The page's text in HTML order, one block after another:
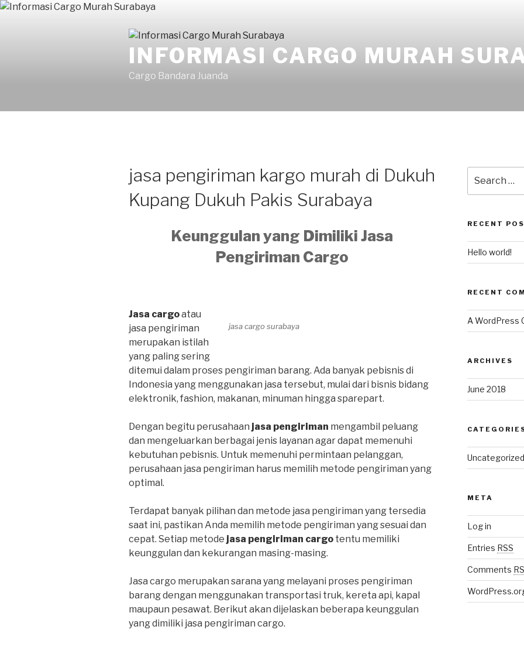
Skip
INFORMASI CARGO MURAH
Cargo Bandara Juanda
jasa pengiriman kargo murah di Dukuh
Kupang Dukuh Pakis Surabaya
Keunggulan yang Dimiliki Jasa
Pengiriman Cargo
jasa cargo surabaya
Jasa cargoatau
jasa pengiriman
merupakan istilah
yang paling sering
ditemui dalam proses pengiriman barang. Ada banyak pebisnis di
Indonesia yang menggunakan jasa tersebut, mulai dari bisnis bidang
elektronik, fashion, makanan, minuman hingga sparepart.
Dengan begitu perusahaan jasa pengiriman mengambil peluang
dan mengeluarkan berbagai jenis layanan agar dapat memenuhi
kebutuhan pebisnis. Untuk memenuhi permintaan pelanggan,
perusahaan jasa pengiriman harus memilih metode pengiriman yang
optimal.
Terdapat banyak pilihan dan metode jasa pengiriman yang tersedia
saat ini, pastikan Anda memilih metode pengiriman yang sesuai dan
cepat. Setiap metode jasa pengiriman cargo tentu memiliki
keunggulan dan kekurangan masing-masing.
Jasa cargo merupakan sarana yang melayani proses pengiriman
barang dengan menggunakan transportasi truk, kereta api, kapal
maupaun pesawat. Berikut akan dijelaskan beberapa keunggulan
yang dimiliki jasa pengiriman cargo.
for:
RECENT
Hello world!
RECENT
A WordPress
ARCHIVES
June 2018
Uncategorized
META
Log in
Entries RSS
Comments